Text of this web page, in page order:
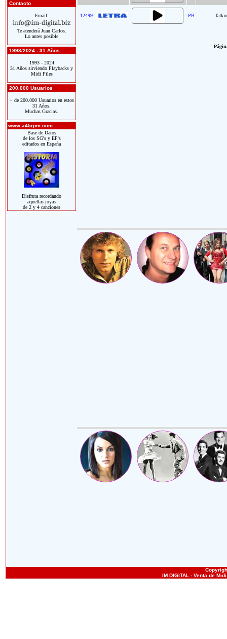
Contacto
Email:
Te atenderá Juan Carlos.
Lo antes posible
1993/2024 - 31 Años
1993 - 2024
31 Años sirviendo Playbacks y
Midi Files
200.000 Usuarios
+ de 200.000 Usuarios en estos
31 Años.
Muchas Gracias.
www.a45rpm.com
Base de Datos
de los SG's y EP's
editados en España
Disfruta recordando
aquellas joyas
de 2 y 4 canciones
12499 PB
IM DIGITAL - Venta de